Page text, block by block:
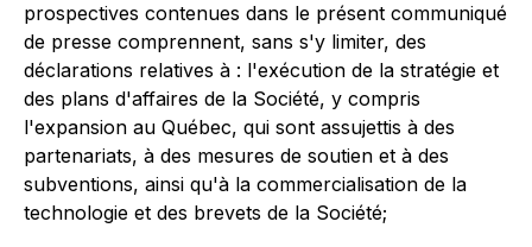
prospectives contenues dans le présent communiqué
de presse comprennent, sans s'y limiter, des
déclarations relatives à : l'exécution de la stratégie et
des plans d'affaires de la Société, y compris
l'expansion au Québec, qui sont assujettis à des
partenariats, à des mesures de soutien et à des
subventions, ainsi qu'à la commercialisation de la
technologie et des brevets de la Société;